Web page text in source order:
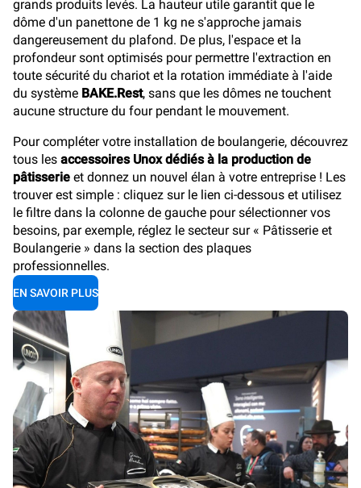
grands produits levés. La hauteur utile garantit que le
dôme d'un panettone de 1 kg ne s'approche jamais
dangereusement du plafond. De plus, l'espace et la
profondeur sont optimisés pour permettre l'extraction en
toute sécurité du chariot et la rotation immédiate à l'aide
du système BAKE.Rest, sans que les dômes ne touchent
aucune structure du four pendant le mouvement.
Pour compléter votre installation de boulangerie, découvrez
tous les accessoires Unox dédiés à la production de
pâtisserie et donnez un nouvel élan à votre entreprise ! Les
trouver est simple : cliquez sur le lien ci-dessous et utilisez
le filtre dans la colonne de gauche pour sélectionner vos
besoins, par exemple, réglez le secteur sur « Pâtisserie et
Boulangerie » dans la section des plaques
professionnelles.
EN SAVOIR PLUS